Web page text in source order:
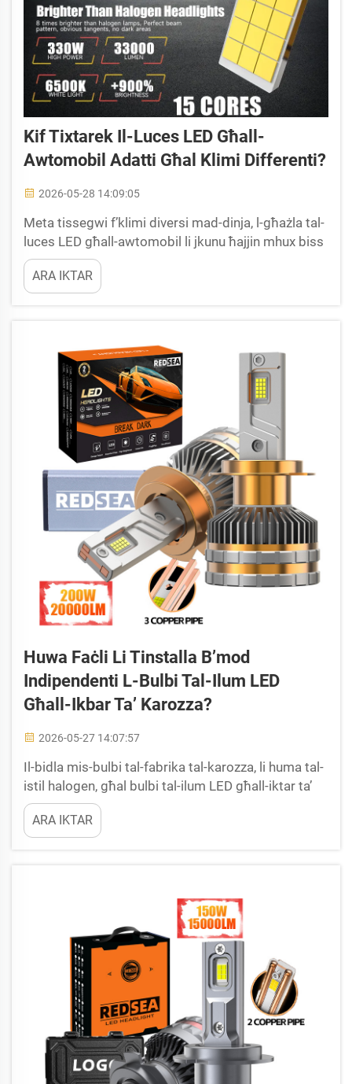
Kif Tixtarek Il-Luces LED Għall-
Awtomobil Adatti Għal Klimi Differenti?
2026-05-28 14:09:05
Meta tissegwi f’klimi diversi mad-dinja, l-għażla tal-
luces LED għall-awtomobil li jkunu ħajjin mhux biss
dwar il-briżżanza iżda wkoll dwar l-adażzjoni tat-
temperatura, l-umdità, il-barranija, il-fuġu u d-dust.
Basat fuq l-esperjenza reali tas-sewwieqa u l-
ARA IKTAR
Huwa Faċli Li Tinstalla B’mod
Indipendenti L-Bulbi Tal-Ilum LED
Għall-Ikbar Ta’ Karozza?
2026-05-27 14:07:57
Il-bidla mis-bulbi tal-fabrika tal-karozza, li huma tal-
istil halogen, għal bulbi tal-ilum LED għall-iktar ta’
karozza hija modifikazzjoni popolari. Ħafna soqqużi
jinħobbu l-proposta ta’ illum iktar briżż u iktar ċar, u
aktar effiċenti mill-punt ta’ raba’ tal-enerġija.
ARA IKTAR